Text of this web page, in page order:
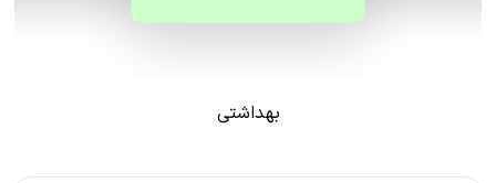
بهداشتی